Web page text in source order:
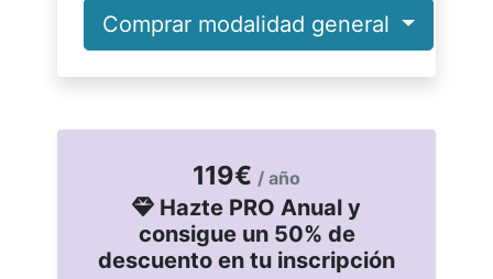
Comprar modalidad general
119€ / año
Hazte PRO Anual y
consigue un 50% de
descuento en tu inscripción